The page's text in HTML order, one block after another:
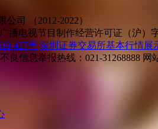
公司 （2012-2022）
广播电视节目制作经营许可证（沪）
427号 深圳证券交易所基本行情展
良信息举报热线：021-31268888 网